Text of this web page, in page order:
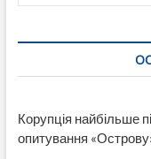
из
Корупція найбільше
опитування